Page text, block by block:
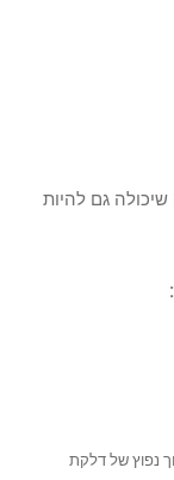
גם להיות
נפוץ של דלקת